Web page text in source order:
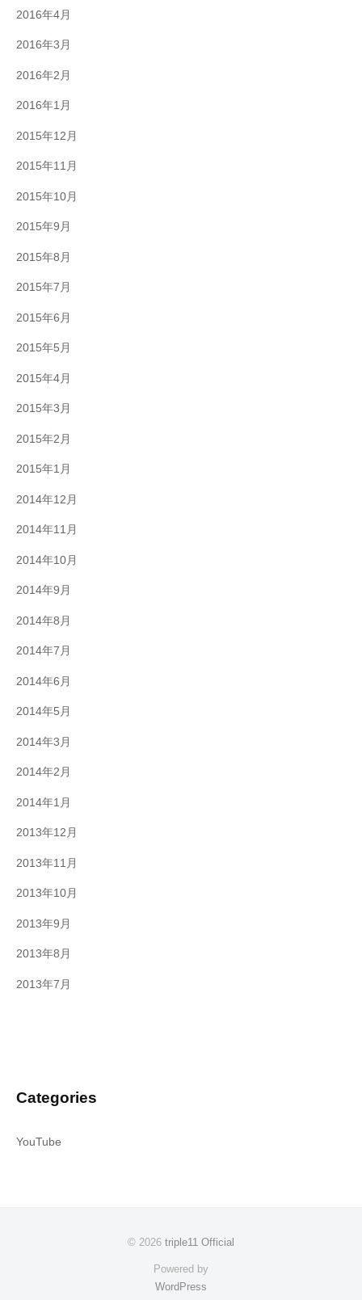
2016年4月
2016年3月
2016年2月
2016年1月
2015年12月
2015年11月
2015年10月
2015年9月
2015年8月
2015年7月
2015年6月
2015年5月
2015年4月
2015年3月
2015年2月
2015年1月
2014年12月
2014年11月
2014年10月
2014年9月
2014年8月
2014年7月
2014年6月
2014年5月
2014年3月
2014年2月
2014年1月
2013年12月
2013年11月
2013年10月
2013年9月
2013年8月
2013年7月
Categories
YouTube
© 2026 triple11 Official
Powered by
WordPress